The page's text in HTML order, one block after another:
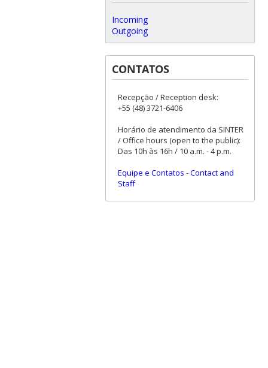
Incoming
Outgoing
CONTATOS
Recepção / Reception desk:
+55 (48) 3721-6406
Horário de atendimento da SINTER
/ Office hours (open to the public):
Das 10h às 16h / 10 a.m. - 4 p.m.
Equipe e Contatos -Contact and
Staff